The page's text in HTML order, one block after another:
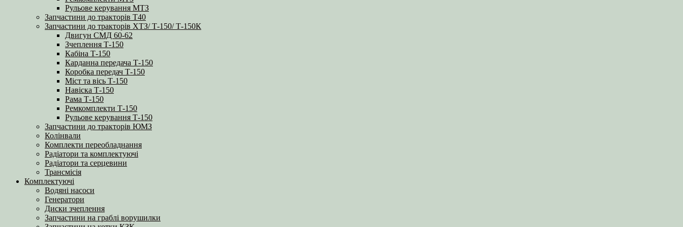
Рульове керування МТЗ
Запчастини до тракторів Т40
Запчастини до тракторів ХТЗ/ Т-150/ Т-150К
Двигун СМД 60-62
Зчеплення Т-150
Кабіна Т-150
Карданна передача Т-150
Коробка передач Т-150
Міст та вісь Т-150
Навіска Т-150
Рама Т-150
Ремкомплекти Т-150
Рульове керування Т-150
Запчастини до тракторів ЮМЗ
Колінвали
Комплекти переобладнання
Радіатори та комплектуючі
Радіатори та серцевини
Трансмісія
Комплектуючі
Водяні насоси
Генератори
Диски зчеплення
Запчастини на граблі ворушилки